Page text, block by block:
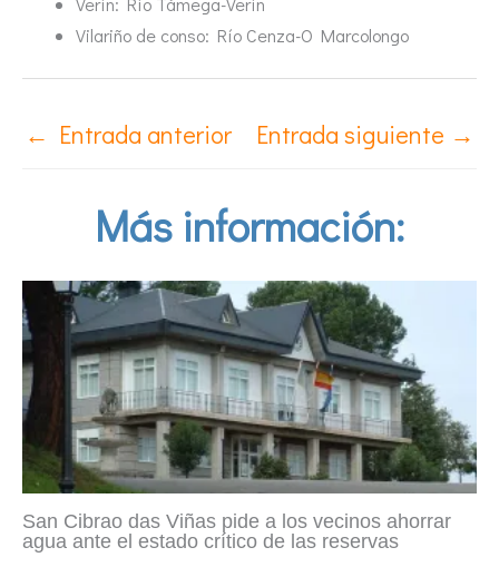
Vilariño de conso: Río Cenza-O Marcolongo
← Entrada anterior Entrada siguiente →
Más información:
San Cibrao das Viñas pide a los vecinos ahorrar
agua ante el estado crítico de las reservas